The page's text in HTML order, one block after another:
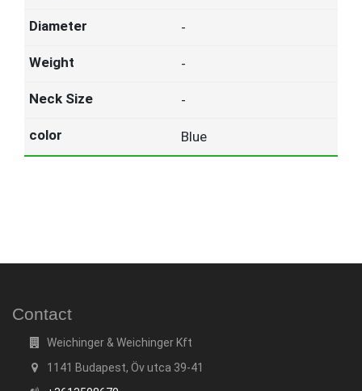
-
-
-
Blue
Contact
Weichinger & Weichinger Kft
1141 Budapest, Öv utca 39-41